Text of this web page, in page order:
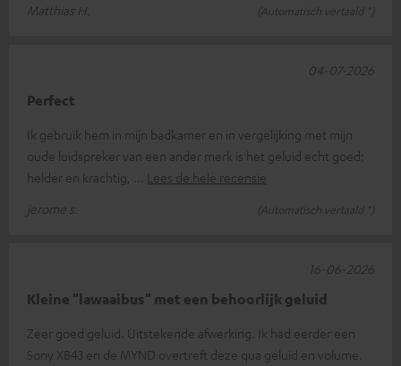
Matthias H.
(Automatisch vertaald *)
Perfect
Ik gebruik hem in mijn badkamer en in vergelijking met mijn
oude luidspreker van een ander merk is het geluid echt goed:
helder en krachtig,
Lees de hele recensie
jerome s.
(Automatisch vertaald *)
04-07-2026
Kleine "lawaaibus" met een behoorlijk geluid
Zeer goed geluid. Uitstekende afwerking. Ik had eerder een
Sony XB43 en de MYND overtreft deze qua geluid en volume.
16-06-2026